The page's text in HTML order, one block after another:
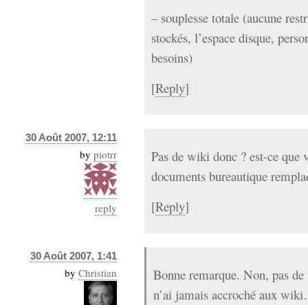
– souplesse totale (aucune
stockés, l’espace disque,
besoins)
[Reply]
30 Août 2007, 12:11
by piotrr
reply
Pas de wiki donc ? est-ce que
documents bureautique
[Reply]
30 Août 2007, 1:41
by Christian
Bonne remarque. Non, pas
n’ai jamais accroché aux